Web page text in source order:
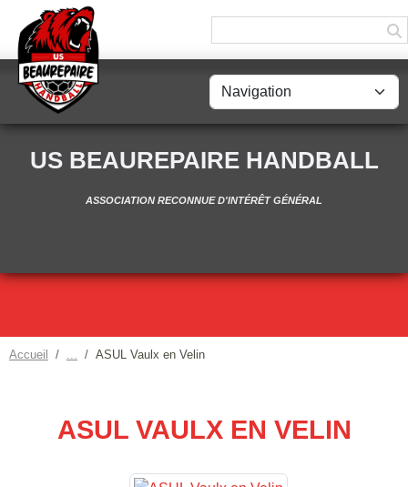
US BEAUREPAIRE HANDBALL
ASSOCIATION RECONNUE D'INTÉRÊT GÉNÉRAL
Accueil ASUL Vaulx en Velin
ASUL VAULX EN VELIN
Panneau de gestion des cookies